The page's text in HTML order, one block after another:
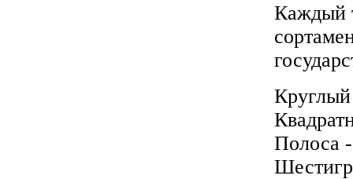
Каждый
Полоса